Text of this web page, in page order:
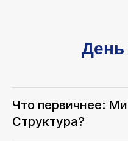
День
Что первичнее:
Структура?